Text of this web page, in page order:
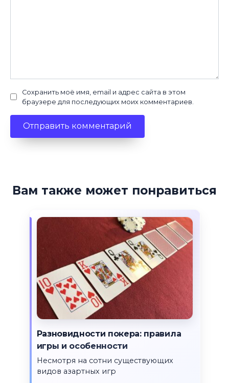
Сохранить моё имя, email и адрес сайта в этом
браузере для последующих моих комментариев.
Вам также может понравиться
Разновидности покера: правила
игры и особенности
Несмотря на сотни существующих
видов азартных игр